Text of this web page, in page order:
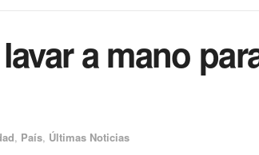
a mano
, País, Últimas Noticias